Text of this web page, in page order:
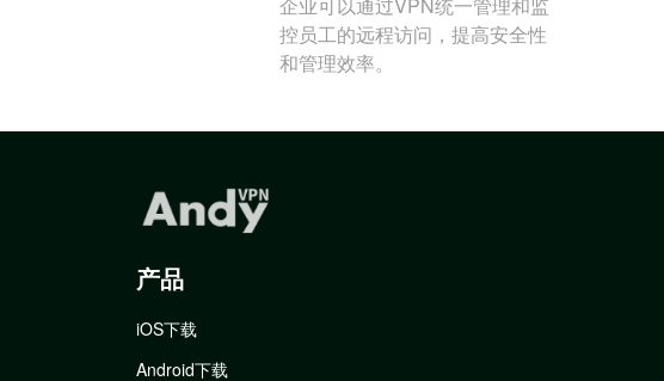
企业可以通过VPN统一管理和监
控员工的远程访问，提高安全性
和管理效率。
产品
iOS下载
Android下载